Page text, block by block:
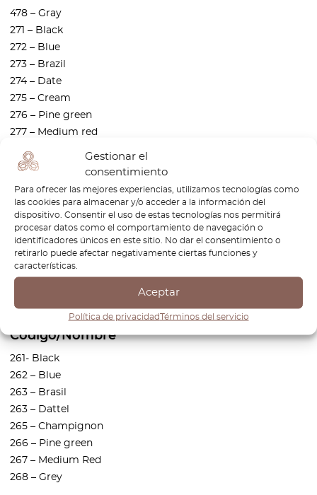
Gestionar el
consentimiento
Para ofrecer las mejores experiencias, utilizamos tecnologías como
las cookies para almacenar y/o acceder a la información del
dispositivo. Consentir el uso de estas tecnologías nos permitirá
procesar datos como el comportamiento de navegación o
identificadores únicos en este sitio. No dar el consentimiento o
retirarlo puede afectar negativamente ciertas funciones y
características.
Aceptar
Política de privacidadTérminos del servicio
478 – Gray
271 – Black
272 – Blue
273 – Brazil
274 – Date
275 – Cream
276 – Pine green
277 – Medium red
261 – black
263 – Brazil
264 – date
265 – Cream
266 – Pine green
267 – Medium red
Código/Nombre
261- Black
262 – Blue
263 – Brasil
263 – Dattel
265 – Champignon
266 – Pine green
267 – Medium Red
268 – Grey